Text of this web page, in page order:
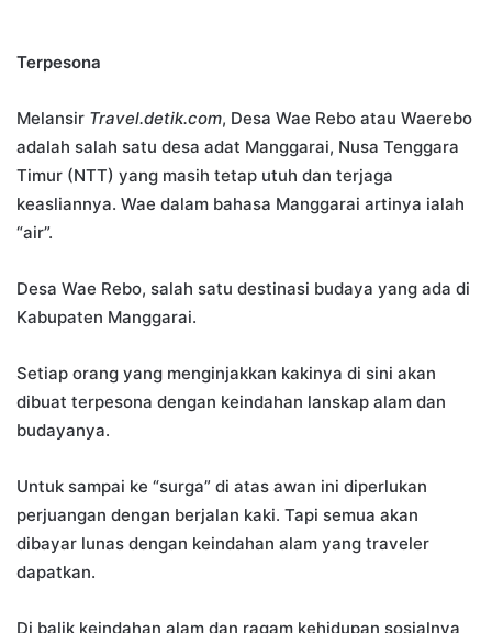
Terpesona
Melansir Travel.detik.com, Desa Wae Rebo atau Waerebo
adalah salah satu desa adat Manggarai, Nusa Tenggara
Timur (NTT) yang masih tetap utuh dan terjaga
keasliannya. Wae dalam bahasa Manggarai artinya ialah
“air”.
Desa Wae Rebo, salah satu destinasi budaya yang ada di
Kabupaten Manggarai.
Setiap orang yang menginjakkan kakinya di sini akan
dibuat terpesona dengan keindahan lanskap alam dan
budayanya.
Untuk sampai ke “surga” di atas awan ini diperlukan
perjuangan dengan berjalan kaki. Tapi semua akan
dibayar lunas dengan keindahan alam yang traveler
dapatkan.
Di balik keindahan alam dan ragam kehidupan sosialnya